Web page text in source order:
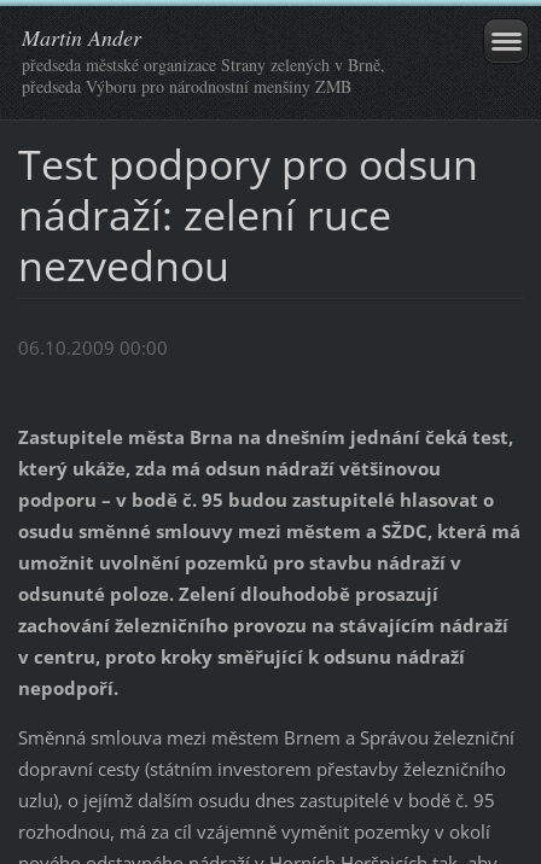
Martin Ander
předseda městské organizace Strany zelených v Brně,
předseda Výboru pro národnostní menšiny ZMB
Test podpory pro odsun
nádraží: zelení ruce
nezvednou
06.10.2009 00:00
Zastupitele města Brna na dnešním jednání čeká test,
který ukáže, zda má odsun nádraží většinovou
podporu – v bodě č. 95 budou zastupitelé hlasovat o
osudu směnné smlouvy mezi městem a SŽDC, která má
umožnit uvolnění pozemků pro stavbu nádraží v
odsunuté poloze. Zelení dlouhodobě prosazují
zachování železničního provozu na stávajícím nádraží
v centru, proto kroky směřující k odsunu nádraží
nepodpoří.
Směnná smlouva mezi městem Brnem a Správou železniční
dopravní cesty (státním investorem přestavby železničního
uzlu), o jejímž dalším osudu dnes zastupitelé v bodě č. 95
rozhodnou, má za cíl vzájemně vyměnit pozemky v okolí